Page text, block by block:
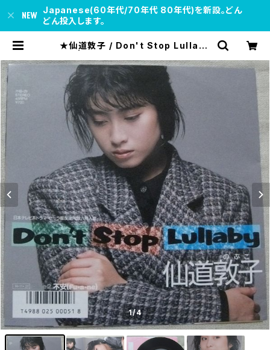
Japanese(60年代/70年代 80年代)を新設。どん
どん投入します。
★仙道敦子 / Don't Stop Lullaby
1/4